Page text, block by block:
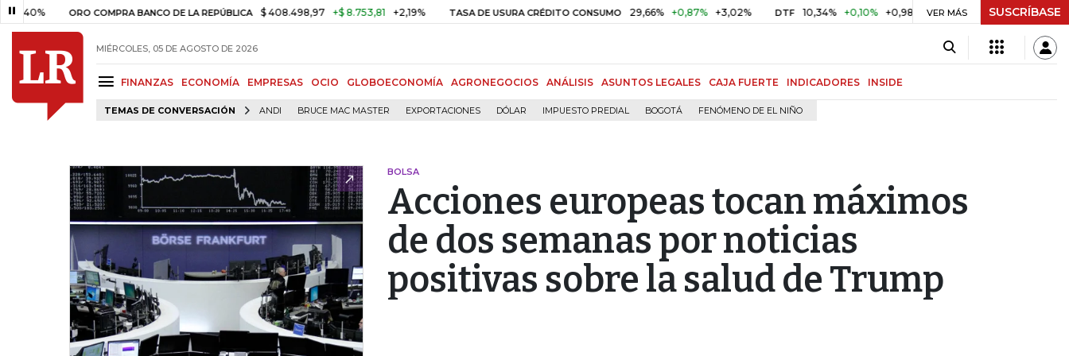
ORO COMPRA BANCO DE LA REPÚBLICA $ 408.498,97 +$ 8.753,81 +2,19% TASA DE USURA CRÉDITO CONSUMO 29,66% +0,87% +3,02% DTF 10,34% +0,10% +0,98% UVR $ 416,86 +$ 0,05 +0,01%
VER MÁS SUSCRÍBASE
MIÉRCOLES, 05 DE AGOSTO DE 2026
FINANZAS ECONOMÍA EMPRESAS OCIO GLOBOECONOMÍA AGRONEGOCIOS ANÁLISIS ASUNTOS LEGALES CAJA FUERTE INDICADORES INSIDE
TEMAS DE CONVERSACIÓN ANDI BRUCE MAC MASTER EXPORTACIONES DÓLAR IMPUESTO PREDIAL BOGOTÁ FENÓMENO DE EL NIÑO
BOLSA
Acciones europeas tocan máximos
de dos semanas por noticias
positivas sobre la salud de Trump